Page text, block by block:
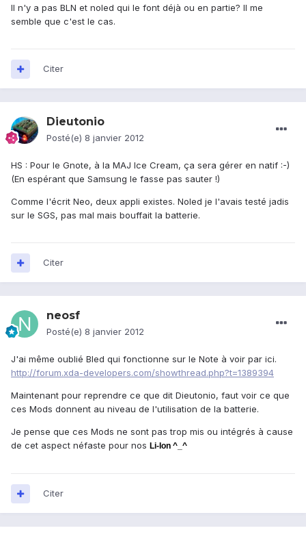
Il n'y a pas BLN et noled qui le font déjà ou en partie? Il me
semble que c'est le cas.
Citer
Dieutonio
Posté(e) 8 janvier 2012
HS : Pour le Gnote, à la MAJ Ice Cream, ça sera gérer en natif :-)
(En espérant que Samsung le fasse pas sauter !)
Comme l'écrit Neo, deux appli existes. Noled je l'avais testé jadis
sur le SGS, pas mal mais bouffait la batterie.
Citer
neosf
Posté(e) 8 janvier 2012
J'ai même oublié Bled qui fonctionne sur le Note à voir par ici.
http://forum.xda-developers.com/showthread.php?t=1389394
Maintenant pour reprendre ce que dit Dieutonio, faut voir ce que
ces Mods donnent au niveau de l'utilisation de la batterie.
Je pense que ces Mods ne sont pas trop mis ou intégrés à cause
de cet aspect néfaste pour nos Li-Ion ^_^
Citer